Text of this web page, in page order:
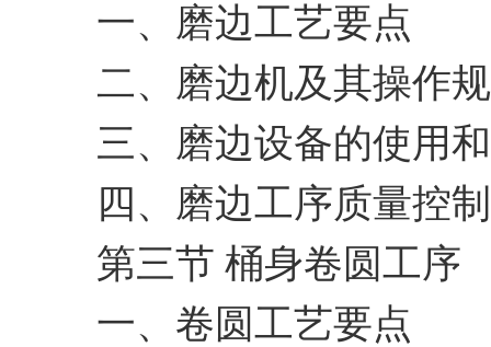
一、磨边工艺要点
二、磨边机及其操作
三、磨边设备的使用
四、磨边工序质量控制
第三节 桶身卷圆工序
一、卷圆工艺要点